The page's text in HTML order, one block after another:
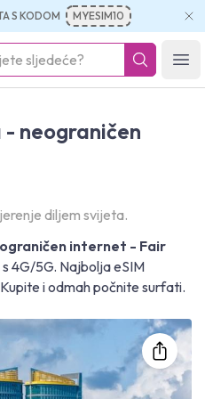
S KODOM MYESIM10
- neograničen
diljem svijeta.
internet - Fair
4G/5G. Najbolja eSIM
i odmah počnite surfati.